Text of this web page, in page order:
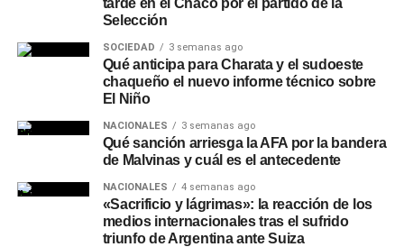
tarde en el Chaco por el partido de la
Selección
SOCIEDAD 3 semanas ago
Qué anticipa para Charata y el sudoeste
chaqueño el nuevo informe técnico sobre
El Niño
NACIONALES 3 semanas ago
Qué sanción arriesga la AFA por la bandera
de Malvinas y cuál es el antecedente
NACIONALES 4 semanas ago
«Sacrificio y lágrimas»: la reacción de los
medios internacionales tras el sufrido
triunfo de Argentina ante Suiza